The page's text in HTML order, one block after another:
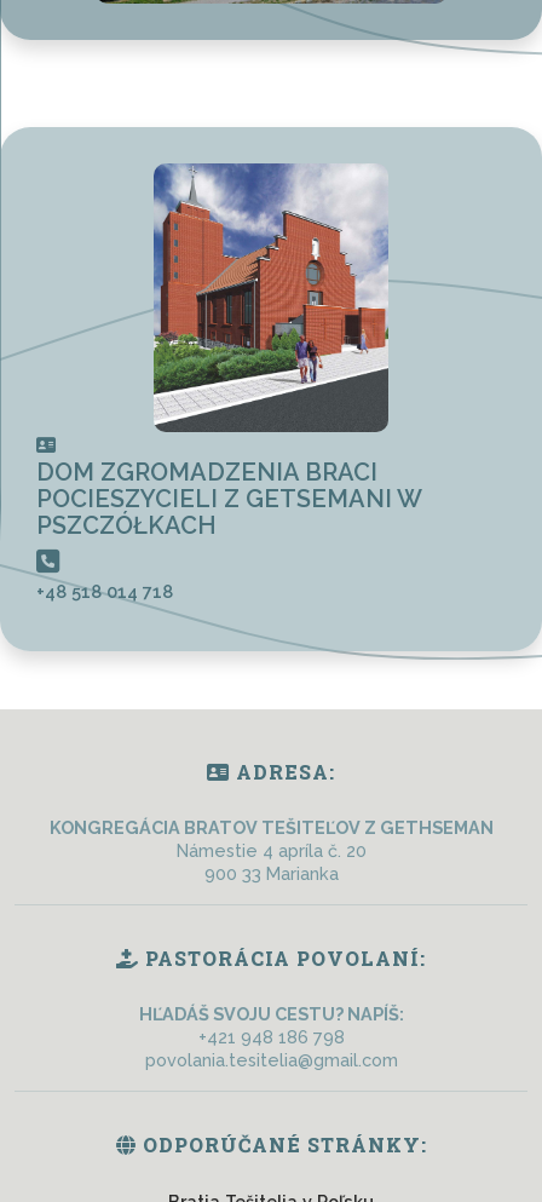
DOM ZGROMADZENIA BRACI
POCIESZYCIELI Z GETSEMANI W
PSZCZÓŁKACH
+48 518 014 718
ADRESA:
KONGREGÁCIA BRATOV TEŠITEĽOV Z GETHSEMAN
Námestie 4 apríla č. 20
900 33 Marianka
PASTORÁCIA POVOLANÍ:
HĽADÁŠ SVOJU CESTU? NAPÍŠ:
+421 948 186 798
povolania.tesitelia@gmail.com
ODPORÚČANÉ STRÁNKY: